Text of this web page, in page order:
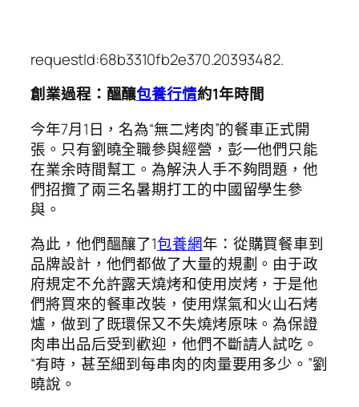
requestId:68b3310fb2e370.20393482.
創業過程：醞釀包養行情約1年時間
今年7月1日，名為“無二烤肉”的餐車正式開
張。只有劉曉全職參與經營，彭一他們只能
在業余時間幫工。為解決人手不夠問題，他
們招攬了兩三名暑期打工的中國留學生參
與。
為此，他們醞釀了1包養網年：從購買餐車到
品牌設計，他們都做了大量的規劃。由于政
府規定不允許露天燒烤和使用炭烤，于是他
們將買來的餐車改裝，使用煤氣和火山石烤
爐，做到了既環保又不失燒烤原味。為保證
肉串出品后受到歡迎，他們不斷請人試吃。
“有時，甚至細到每串肉的肉量要用多少。”劉
曉說。